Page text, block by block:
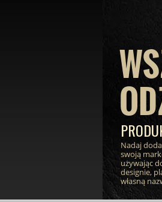
Nadaj
swoją
używając
designie,
własną